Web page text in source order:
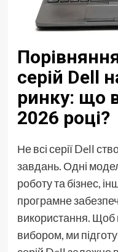
серій Dell
ринку: що
2026 році?
Не всі серії Dell
завдань. Одні
роботу та бізнес,
програмне
використання. Щоб
вибором, ми